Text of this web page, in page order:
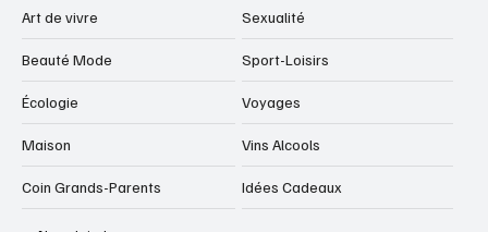
Art de vivre
Beauté Mode
Écologie
Maison
Coin Grands-Parents
Sexualité
Sport-Loisirs
Voyages
Vins Alcools
Idées Cadeaux